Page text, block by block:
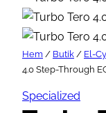
Hem / Butik / El-
4.0 Step-Through
Specialized